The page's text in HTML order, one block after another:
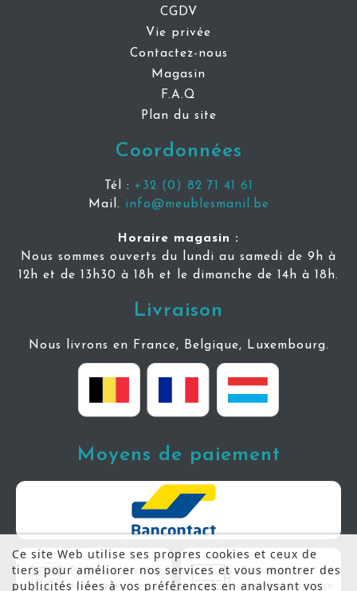
Ce site Web utilise ses propres cookies et ceux de
tiers pour améliorer nos services et vous montrer des
publicités liées à vos préférences en analysant vos
CGDV
Vie privée
Contactez-nous
Magasin
F.A.Q
Plan du site
Coordonnées
Tél : +32 (0) 82 71 41 61
Mail. info@meublesmanil.be
Horaire magasin :
Nous sommes ouverts du lundi au samedi de 9h à
12h et de 13h30 à 18h et le dimanche de 14h à 18h.
Livraison
Nous livrons en France, Belgique, Luxembourg.
Moyens de paiement